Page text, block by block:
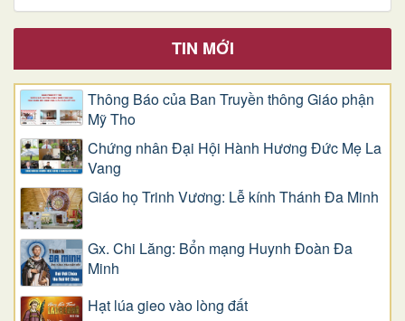
TIN MỚI
Thông Báo của Ban Truyền thông Giáo phận
Mỹ Tho
Chứng nhân Đại Hội Hành Hương Đức Mẹ La
Vang
Giáo họ Trinh Vương: Lễ kính Thánh Đa Minh
Gx. Chi Lăng: Bổn mạng Huynh Đoàn Đa
Minh
Hạt lúa gieo vào lòng đất